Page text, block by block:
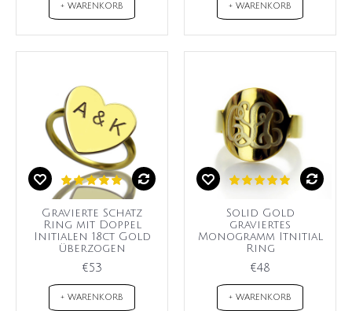
+ WARENKORB + WARENKORB
Gravierte Schatz
Ring mit Doppel
Initialen 18ct Gold
überzogen
€53
+ WARENKORB
Solid Gold
graviertes
Monogramm Itnitial
Ring
€48
+ WARENKORB